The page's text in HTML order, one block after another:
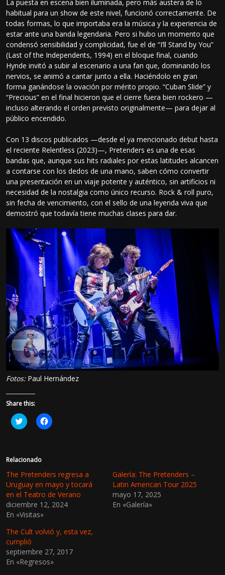
La puesta en escena bien iluminada, pero más austera de lo
habitual para un show de este nivel, funcionó correctamente. De
todas formas, lo que importaba era la música y la experiencia de
estar ante una banda legendaria. Pero si hubo un momento que
condensó sensibilidad y complicidad, fue el de “I’ll Stand by You”
(Last of the Independents, 1994) en el bloque final, cuando
Hynde invitó a subir al escenario a una fan que, dominando los
nervios, se animó a cantar junto a ella. Haciéndolo en gran
forma ganándose la ovación por mérito propio. “Cuban Slide” y
“Precious” en el final hicieron que el cierre fuera bien rockero —
incluso alterando el orden previsto originalmente— para dejar al
público encendido.
Con 13 discos publicados —desde el ya mencionado debut hasta
el reciente Relentless (2023)—, Pretenders es una de esas
bandas que, aunque sus hits radiales por estas latitudes alcancen
a contarse con los dedos de una mano, saben cómo convertir
una presentación en un viaje potente y auténtico, sin artificios ni
necesidad de la nostalgia como único recurso. Rock & roll puro,
sin fecha de vencimiento, con el sello de una leyenda viva que
demostró que todavía tiene muchas clases para dar.
Fotos:Paul Hernández
Share this:
H
a
c
a
r
a
c
o
m
p
a
t
i
r
e
n
T
H
a
a
r
a
c
o
m
t
i
e
n
F
Relacionado
The Pretenders regresa a
Uruguay en mayo y tocará
en el Teatro de Verano
diciembre 12, 2024
En «Visitas»
Galería: The Pretenders –
Latin American Tour 2025
mayo 17, 2025
En «Galería»
The Cult volvió y, esta vez,
cumplió
septiembre 27, 2017
En «Regresos»